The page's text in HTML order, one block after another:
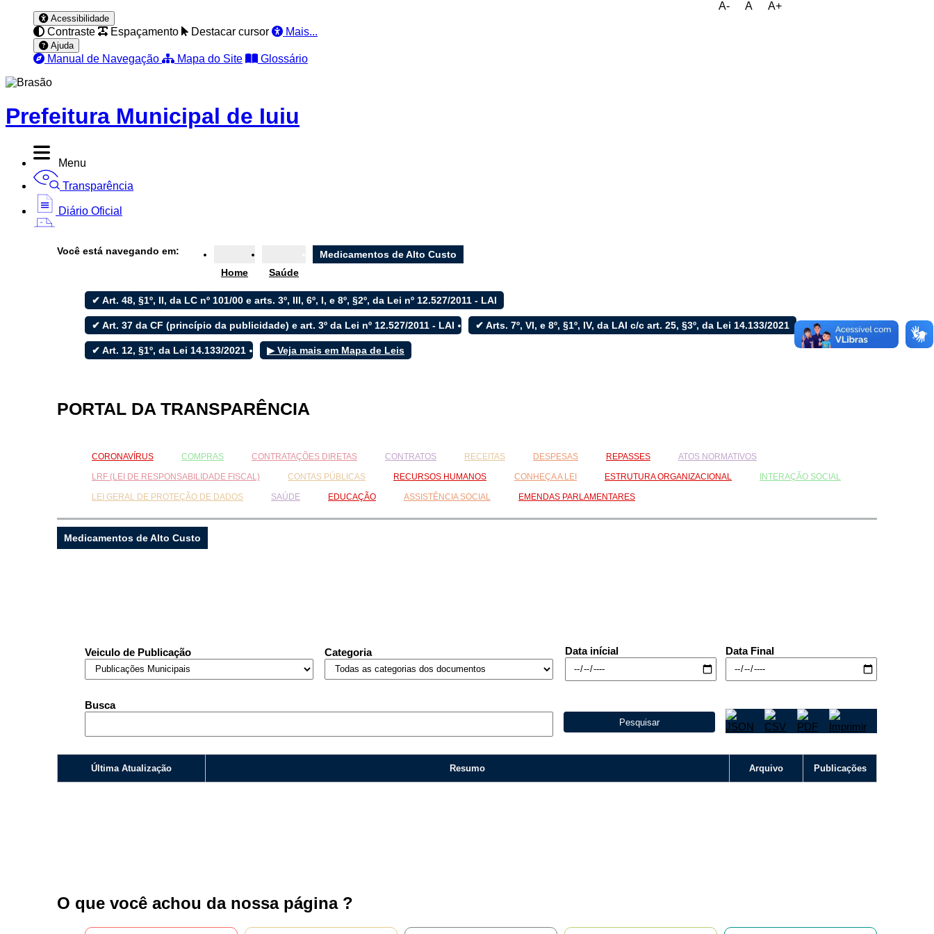
A- A A+
Acessibilidade
Contraste Espaçamento Destacar cursor Mais...
Ajuda
Manual de Navegação Mapa do Site Glossário
Prefeitura Municipal de Iuiu
Menu
Transparência
Diário Oficial
Acesso à Informação
Cidadão
Secretarias
Transparência
Videos
Áudios
Telefone 1*
Cidade/Estado
Mensagem*
Você está navegando em:
Home
Saúde
Medicamentos de Alto Custo
✔ Art. 48, §1º, II, da LC nº 101/00 e arts. 3º, III, 6º, I, e 8º, §2º, da Lei nº 12.527/2011 - LAI
✔ Art. 37 da CF (princípio da publicidade) e art. 3º da Lei nº 12.527/2011 - LAI ✔ Arts. 7º, VI, e 8º, §1º, IV, da LAI c/c art. 25, §3º, da Lei 14.133/2021
✔ Art. 12, §1º, da Lei 14.133/2021 ▶ Veja mais em Mapa de Leis
PORTAL DA TRANSPARÊNCIA
CORONAVÍRUS COMPRAS CONTRATAÇÕES DIRETAS CONTRATOS RECEITAS DESPESAS REPASSES ATOS NORMATIVOS
LRF (LEI DE RESPONSABILIDADE FISCAL) CONTAS PÚBLICAS RECURSOS HUMANOS CONHEÇA A LEI ESTRUTURA ORGANIZACIONAL INTERAÇÃO SOCIAL
LEI GERAL DE PROTEÇÃO DE DADOS SAÚDE EDUCAÇÃO ASSISTÊNCIA SOCIAL EMENDAS PARLAMENTARES
Medicamentos de Alto Custo
Veiculo de Publicação Categoria Data inícial Data Final
Busca
Pesquisar
Última Atualização Resumo Arquivo Publicações
O que você achou da nossa página ?